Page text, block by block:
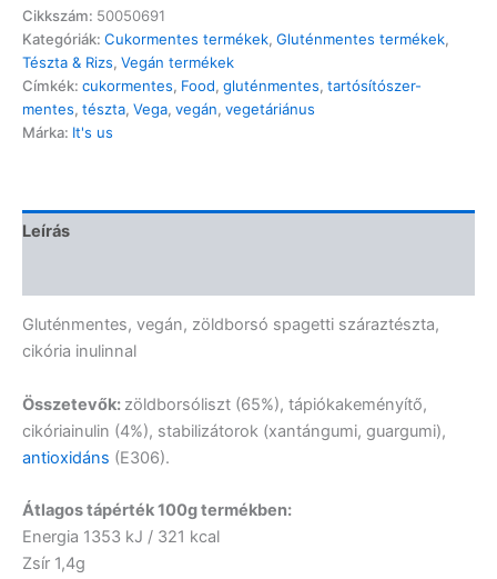
Cikkszám: 50050691
Kategóriák: Cukormentes termékek, Gluténmentes termékek,
Tészta & Rizs, Vegán termékek
Címkék: cukormentes, Food, gluténmentes, tartósítószer-
mentes, tészta, Vega, vegán, vegetáriánus
Márka: It's us
Leírás
Gluténmentes, vegán, zöldborsó spagetti száraztészta,
cikória inulinnal
Összetevők: zöldborsóliszt (65%), tápiókakeményítő,
cikóriainulin (4%), stabilizátorok (xantángumi, guargumi),
antioxidáns (E306).
Átlagos tápérték 100g termékben:
Energia 1353 kJ / 321 kcal
Zsír 1,4g